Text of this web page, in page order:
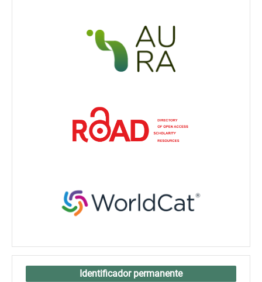
Identificador permanente